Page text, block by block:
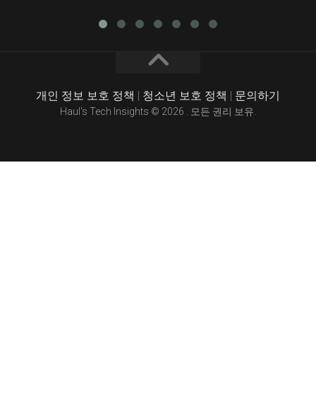
개인 정보 보호 정책 청소년 보호 정책 문의하기
Haul's Tech Insights © 2026 . 모든 권리 보유.